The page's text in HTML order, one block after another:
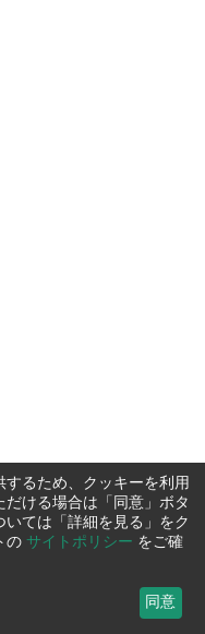
るため、クッキーを利用
ける場合は「同意」ボタ
ては「詳細を見る」をク
の サイトポリシー をご確
同意